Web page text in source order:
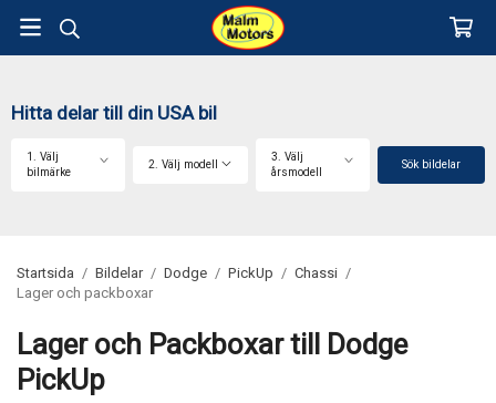
Hitta delar till din USA bil
1. Välj
bilmärke
2. Välj modell
3. Välj
årsmodell
Sök bildelar
Startsida / Bildelar / Dodge / PickUp / Chassi /
Lager och packboxar
Lager och Packboxar till Dodge
PickUp